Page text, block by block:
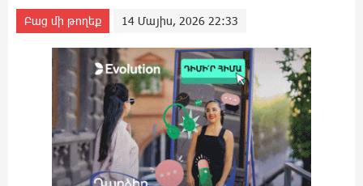
Բաց մի թողեք 14 Մայիս, 2026 22:33